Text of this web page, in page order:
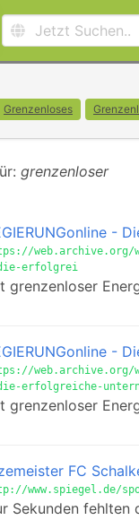
Grenzenloses
grenzenloser
-
web.archive.org/
erfolgrei
grenzenloser
-
web.archive.org/
erfolgreiche-
grenzenloser
FC
www.spiegel.de/
Sekunden